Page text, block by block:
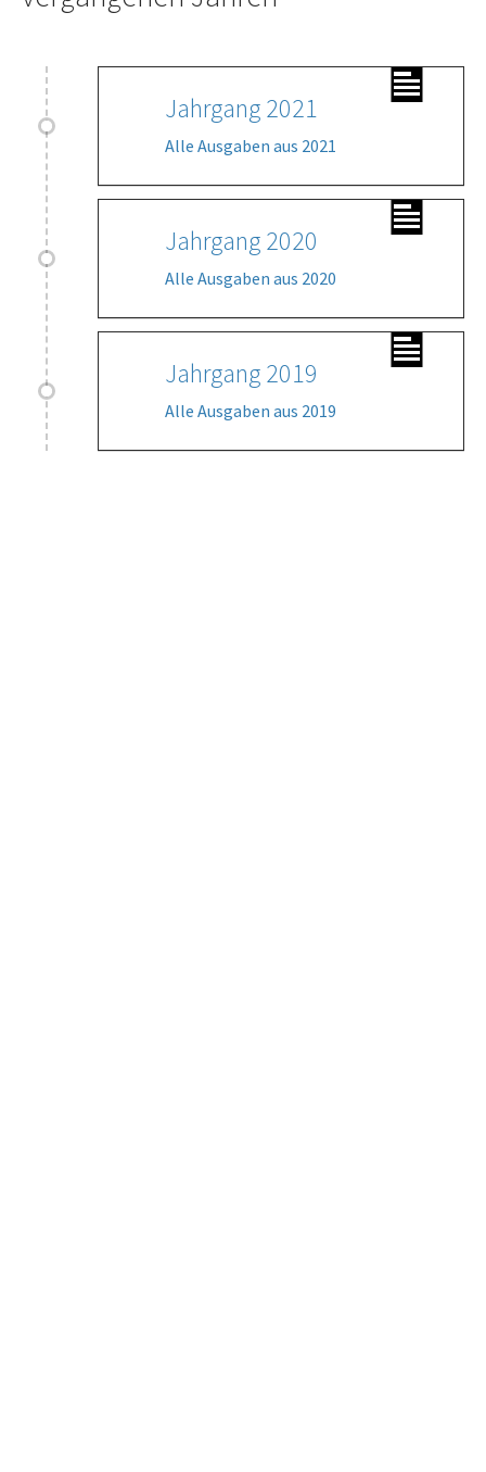
Jahrgang 2021
Alle Ausgaben aus 2021
Jahrgang 2020
Alle Ausgaben aus 2020
Jahrgang 2019
Alle Ausgaben aus 2019